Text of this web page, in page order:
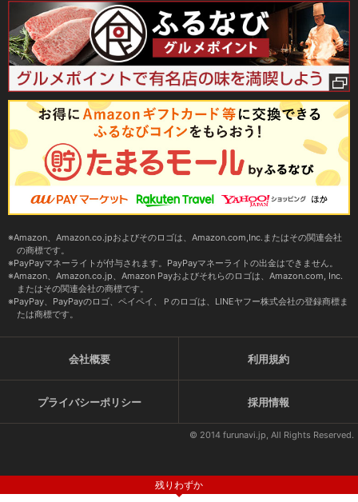
残りわずか
Amazon、Amazon.co.jpおよびそのロゴは、Amazon.com,Inc.またはその関連会社
の商標です。
PayPayマネーライトが付与されます。PayPayマネーライトの出金はできません。
Amazon、Amazon.co.jp、Amazon Payおよびそれらのロゴは、Amazon.com, Inc.
またはその関連会社の商標です。
PayPay、PayPayのロゴ、ペイペイ、Ｐのロゴは、LINEヤフー株式会社の登録商標ま
たは商標です。
会社概要 利用規約
プライバシーポリシー 採用情報
© 2014 furunavi.jp, All Rights Reserved.